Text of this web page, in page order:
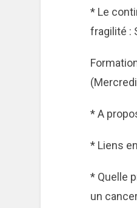
* Le
fragilité :
* A
* Liens
* Quelle
un